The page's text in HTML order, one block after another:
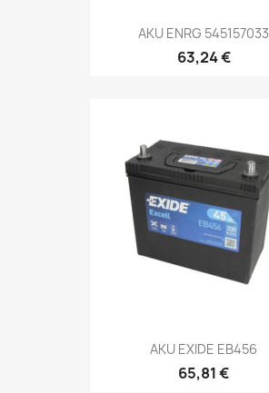
AKU ENRG 545157033
63,24 €
AKU EXIDE EB456
65,81 €